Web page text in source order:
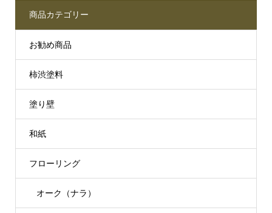
商品カテゴリー
お勧め商品
柿渋塗料
塗り壁
和紙
フローリング
オーク（ナラ）